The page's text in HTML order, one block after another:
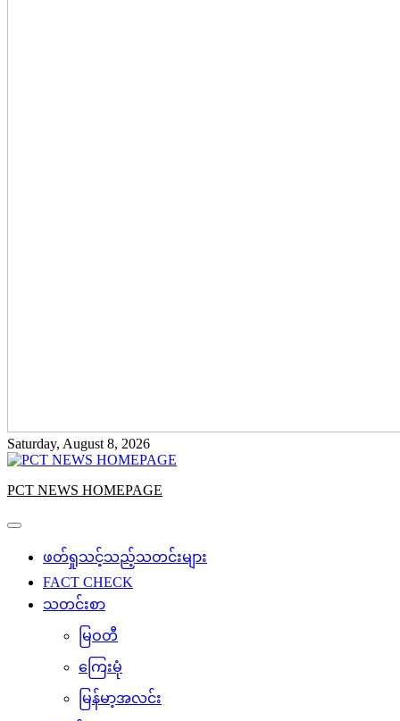
Saturday, August 8, 2026
PCT NEWS HOMEPAGE
ဖတ်ရှုသင့်သည့်သတင်းများ
FACT CHECK
သတင်းစာ
မြဝတီ
ကြေးမုံ
မြန်မာ့အလင်း